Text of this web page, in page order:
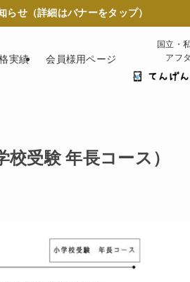
らせ（詳細はバナーをタップ）
実績 会員様用ページ
国立・
アフ
校受験 年長コース）